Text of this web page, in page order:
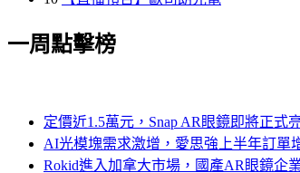
一周點擊榜
定價近1.5萬元，Snap AR眼鏡即將正式
AI光模塊需求激增，愛思強上半年訂單
Rokid進入加拿大市場，國產AR眼鏡企